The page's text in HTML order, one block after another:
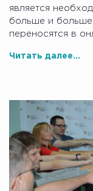
является
больше и больше
переносятся в
Читать далее...